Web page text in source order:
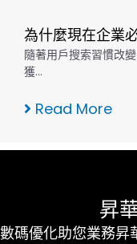
為什麼現在企業
隨著用戶搜索習慣改
獲…
Read More
昇
數碼優化助您業務昇